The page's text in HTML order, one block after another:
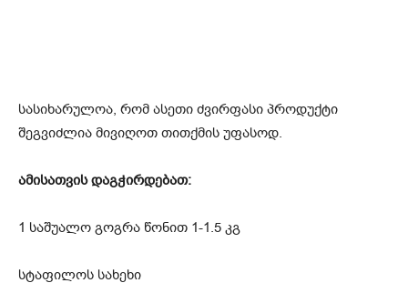
სასიხარულოა, რომ ასეთი ძვირფასი პროდუქტი
შეგვიძლია მივიღოთ თითქმის უფასოდ.
ამისათვის დაგჭირდებათ:
1 საშუალო გოგრა წონით 1-1.5 კგ
სტაფილოს სახეხი